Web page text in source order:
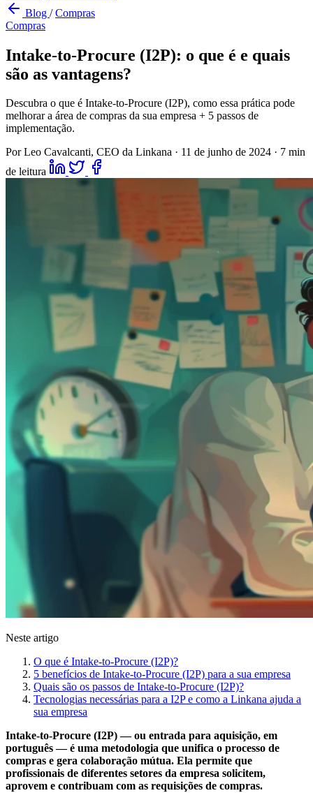
Blog /Compras
Compras
Intake-to-Procure (I2P): o que é e quais
são as vantagens?
Descubra o que é Intake-to-Procure (I2P), como essa prática pode
melhorar a área de compras da sua empresa + 5 passos de
implementação.
Por Leo Cavalcanti, CEO da Linkana · 11 de junho de 2024 · 7 min
de leitura
Neste artigo
O que é Intake-to-Procure (I2P)?
5 benefícios de Intake-to-Procure (I2P) para a sua empresa
Quais são os passos de Intake-to-Procure (I2P)?
Tecnologias necessárias para a I2P e como a Linkana ajuda a
sua empresa
Intake-to-Procure (I2P) — ou entrada para aquisição, em
português — é uma metodologia que unifica o processo de
compras e gera colaboração mútua. Ela permite que
profissionais de diferentes setores da empresa solicitem,
aprovem e contribuam com as requisições de compras.